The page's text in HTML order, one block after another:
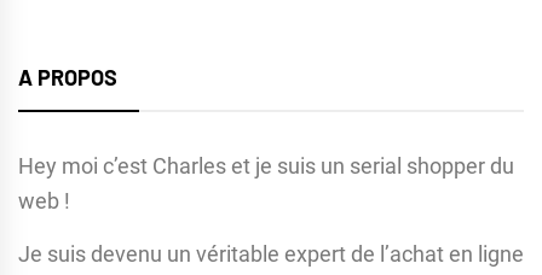
A PROPOS
Hey moi c’est Charles et je suis un serial shopper du
web !
Je suis devenu un véritable expert de l’achat en ligne